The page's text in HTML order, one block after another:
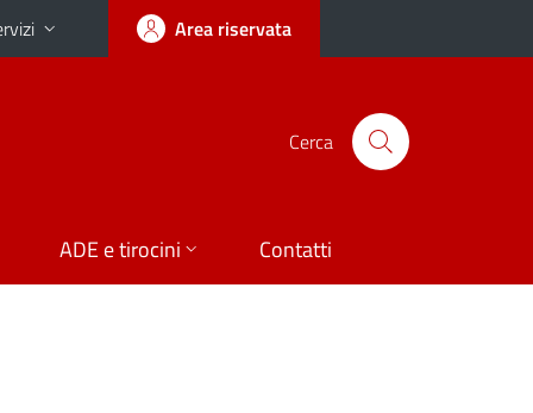
Area riservata
Cerca
ADE e tirocini Contatti